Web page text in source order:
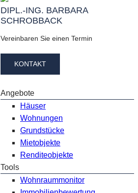
DIPL.-ING. BARBARA
SCHROBBACK
Vereinbaren Sie einen Termin
KONTAKT
Angebote
Häuser
Wohnungen
Grundstücke
Mietobjekte
Renditeobjekte
Tools
Wohnraummonitor